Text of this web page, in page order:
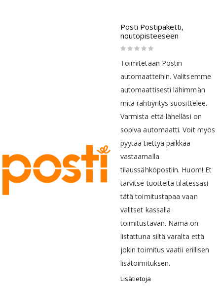
Posti Postipaketti,
noutopisteeseen
Rating:
0%
Toimitetaan Postin
automaatteihin. Valitsemme
automaattisesti lähimmän
mitä rahtiyritys suosittelee.
Varmista että lähelläsi on
sopiva automaatti. Voit myös
pyytää tiettyä paikkaa
vastaamalla
tilaussähköpostiin. Huom! Et
tarvitse tuotteita tilatessasi
tätä toimitustapaa vaan
valitset kassalla
toimitustavan. Nämä on
listattuna siltä varalta että
jokin toimitus vaatii erillisen
lisätoimituksen.
Lisätietoja